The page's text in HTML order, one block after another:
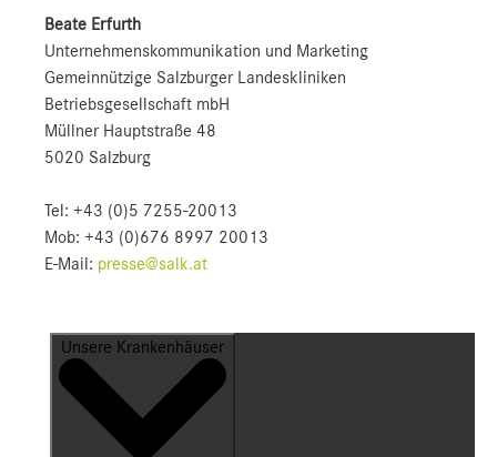
Beate Erfurth
Unternehmens­kommunikation und Marketing
Gemeinnützige Salzburger Landeskliniken
Betriebsgesellschaft mbH
Müllner Hauptstraße 48
5020 Salzburg
Tel: +43 (0)5 7255-20013
Mob: +43 (0)676 8997 20013
E-Mail: presse@salk.at
Unsere Krankenhäuser